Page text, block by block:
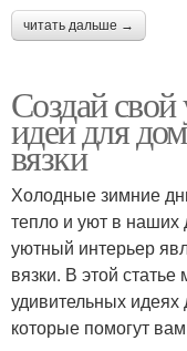
читать дальше →
Создай
идеи для
вязки
Холодные зимние
тепло и уют в наших
уютный интерьер
вязки. В этой
удивительных
которые помогут